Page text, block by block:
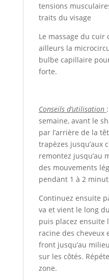
tensions
traits du visage
Le massage du cuir
ailleurs la
bulbe capillaire
forte.
Conseils d’utilisation
semaine, avant le
par l’arrière de la
trapèzes jusqu’aux
remontez jusqu’au
des mouvements
pendant 1 à 2
Continuez ensuite
va et vient le long
puis placez ensuite
racine des cheveux
front jusqu’au
sur les côtés.
zone.